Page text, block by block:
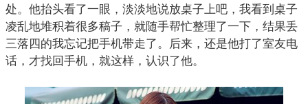
处。他抬头看了一眼，淡淡地说放桌子上吧，我看到桌子
凌乱地堆积着很多稿子，就随手帮忙整理了一下，结果丢
三落四的我忘记把手机带走了。后来，还是他打了室友电
话，才找回手机，就这样，认识了他。